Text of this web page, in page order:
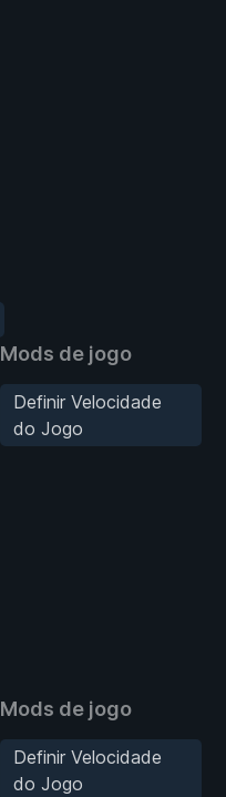
Mods de jogo
Definir Velocidade
do Jogo
Mods de jogo
Definir Velocidade
do Jogo